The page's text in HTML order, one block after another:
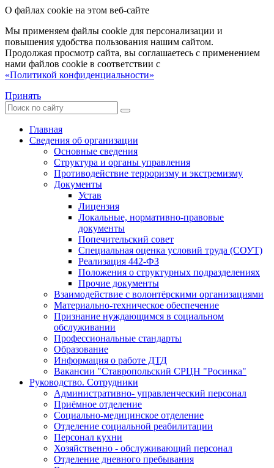
О файлах cookie на этом веб-сайте
Мы применяем файлы cookie для персонализации и
повышения удобства пользования нашим сайтом.
Продолжая просмотр сайта, вы соглашаетесь с применением
нами файлов cookie в соответствии с
«Политикой конфиденциальности»
Принять
Главная
Сведения об организации
Основные сведения
Структура и органы управления
Противодействие терроризму и экстремизму
Документы
Устав
Лицензия
Локальные, нормативно-правовые
документы
Попечительский совет
Специальная оценка условий труда (СОУТ)
Реализация 442-ФЗ
Положения о структурных подразделениях
Прочие документы
Взаимодействие с волонтёрскими организациями
Материально-техническое обеспечение
Признание нуждающимся в социальном
обслуживании
Профессиональные стандарты
Образование
Информация о работе ДТД
Вакансии "Ставропольский СРЦН "Росинка"
Руководство. Сотрудники
Административно- управленческий персонал
Приёмное отделение
Социально-медицинское отделение
Отделение социальной реабилитации
Персонал кухни
Хозяйственно - обслуживающий персонал
Отделение дневного пребывания